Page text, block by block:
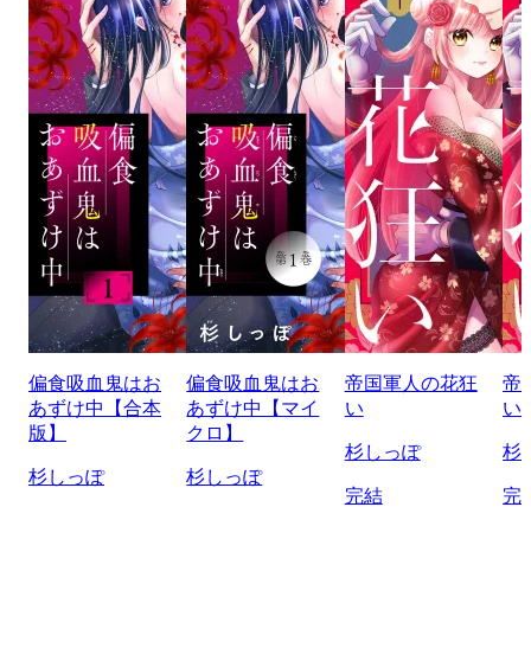
偏食吸血鬼はお
あずけ中【合本
版】
杉しっぽ
偏食吸血鬼はお
あずけ中【マイ
クロ】
杉しっぽ
帝国軍人の花狂
い
杉しっぽ
完結
帝
い
杉
完